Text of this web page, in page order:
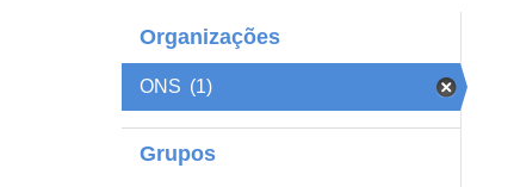
Organizações
ONS (1)
Grupos